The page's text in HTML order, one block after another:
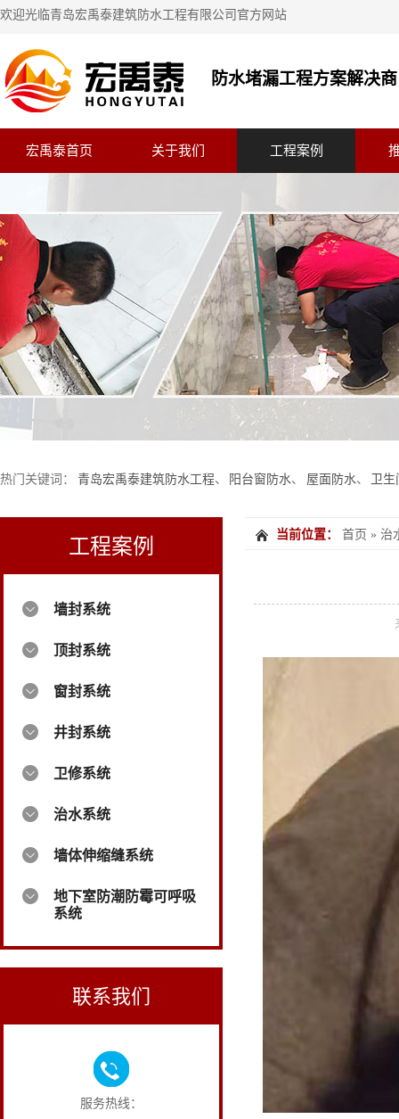
欢迎光临青岛宏禹泰建筑防水工程有限公司官方网站
防水堵漏工程方案解决
宏禹泰首页 关于我们 工程案例
热门关键词： 青岛宏禹泰建筑防水工程、 阳台窗防水、 屋面防水、 卫
工程案例
墙封系统
顶封系统
窗封系统
井封系统
卫修系统
治水系统
墙体伸缩缝系统
地下室防潮防霉可呼吸
系统
联系我们
服务热线：
当前位置： 首页 » 治